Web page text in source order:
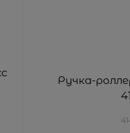
Ручка-